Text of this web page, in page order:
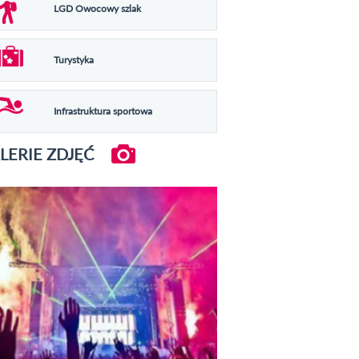
LGD Owocowy szlak
Turystyka
Infrastruktura sportowa
ZDJĘĆ